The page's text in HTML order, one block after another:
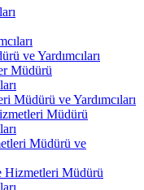
ve Yardımcıları
Müdürü
Müdürü ve Yardımcıları
Müdürü
Müdürü ve
Hizmetleri Müdürü